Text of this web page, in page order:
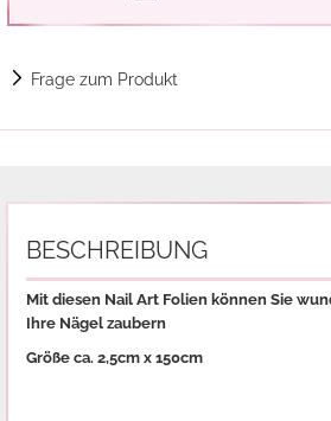
Frage zum Produkt
BESCHREIBUNG
Mit diesen Nail Art Folien können Sie
Ihre Nägel zaubern
Größe ca. 2,5cm x 150cm